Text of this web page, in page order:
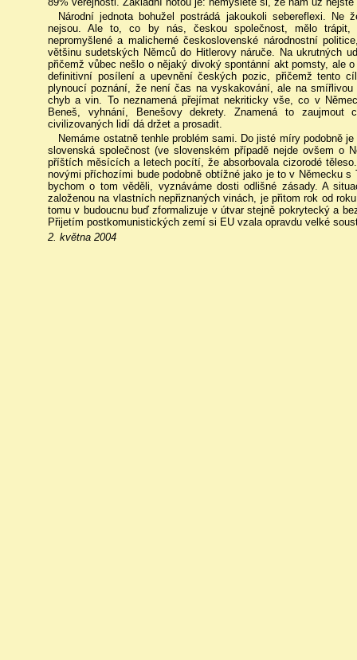
Národní jednota bohužel postrádá jakoukoli sebereflexi.
nejsou. Ale to, co by nás, českou společnost, mělo
nepromyšlené a malicherné československé národnostní
většinu sudetských Němců do Hitlerovy náruče. Na ukrutných
přičemž vůbec nešlo o nějaký divoký spontánní akt pomsty, ale
definitivní posílení a upevnění českých pozic, přičemž tento
plynoucí poznání, že není čas na vyskakování, ale na
chyb a vin. To neznamená přejímat nekriticky vše, co v
Beneš, vyhnání, Benešovy dekrety. Znamená to
civilizovaných lidí dá držet a prosadit.
Nemáme ostatně tenhle problém sami. Do jisté míry podobně
slovenská společnost (ve slovenském případě nejde ovšem o
příštích měsících a letech pocítí, že absorbovala cizorodé
novými příchozími bude podobně obtížné jako je to v Německu
bychom o tom věděli, vyznáváme dosti odlišné zásady. A
založenou na vlastních nepřiznaných vinách, je přitom rok od
tomu v budoucnu buď zformalizuje v útvar stejně pokrytecký a
Přijetím postkomunistických zemí si EU vzala opravdu velké
2. května 2004